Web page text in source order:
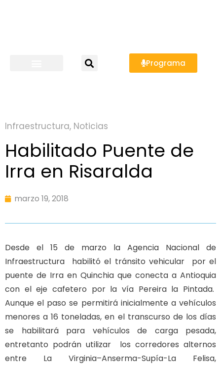
Programa
Infraestructura, Noticias
Habilitado Puente de
Irra en Risaralda
marzo 19, 2018
Desde el 15 de marzo la Agencia Nacional de
Infraestructura habilitó el tránsito vehicular por el
puente de Irra en Quinchia que conecta a Antioquia
con el eje cafetero por la vía Pereira la Pintada.
Aunque el paso se permitirá inicialmente a vehículos
menores a 16 toneladas, en el transcurso de los días
se habilitará para vehículos de carga pesada,
entretanto podrán utilizar los corredores alternos
entre La Virginia–Anserma-Supía-La Felisa,